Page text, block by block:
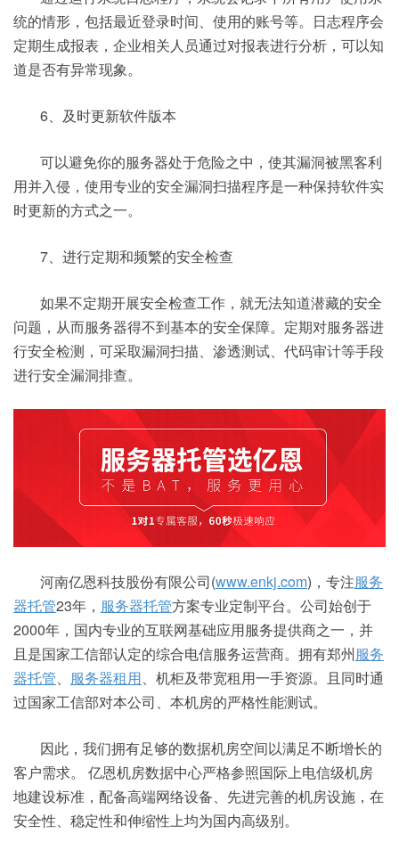
统的情形，包括最近登录时间、使用的账号等。日志程序会
定期生成报表，企业相关人员通过对报表进行分析，可以知
道是否有异常现象。
6、及时更新软件版本
可以避免你的服务器处于危险之中，使其漏洞被黑客利
用并入侵，使用专业的安全漏洞扫描程序是一种保持软件实
时更新的方式之一。
7、进行定期和频繁的安全检查
如果不定期开展安全检查工作，就无法知道潜藏的安全
问题，从而服务器得不到基本的安全保障。定期对服务器进
行安全检测，可采取漏洞扫描、渗透测试、代码审计等手段
进行安全漏洞排查。
河南亿恩科技股份有限公司(www.enkj.com)，专注服务
器托管23年， 服务器托管方案专业定制平台。公司始创于
2000年，国内专业的互联网基础应用服务提供商之一，并
且是国家工信部认定的综合电信服务运营商。拥有郑州服务
器托管、 服务器租用、机柜及带宽租用一手资源。且同时通
过国家工信部对本公司、本机房的严格性能测试。
因此，我们拥有足够的数据机房空间以满足不断增长的
客户需求。 亿恩机房数据中心严格参照国际上电信级机房
地建设标准，配备高端网络设备、先进完善的机房设施，在
安全性、稳定性和伸缩性上均为国内高级别。